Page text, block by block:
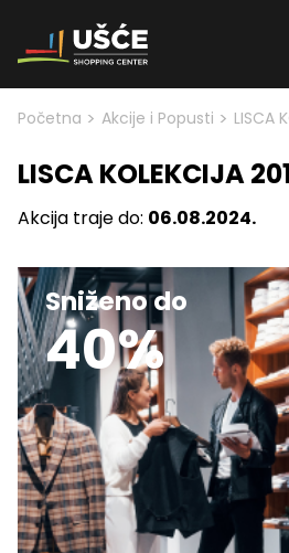
Skip to content
Početna > Akcije i Popusti > LISCA
LISCA KOLEKCIJA
Akcija traje do: 06.08.2024.
Sniženo do
40%